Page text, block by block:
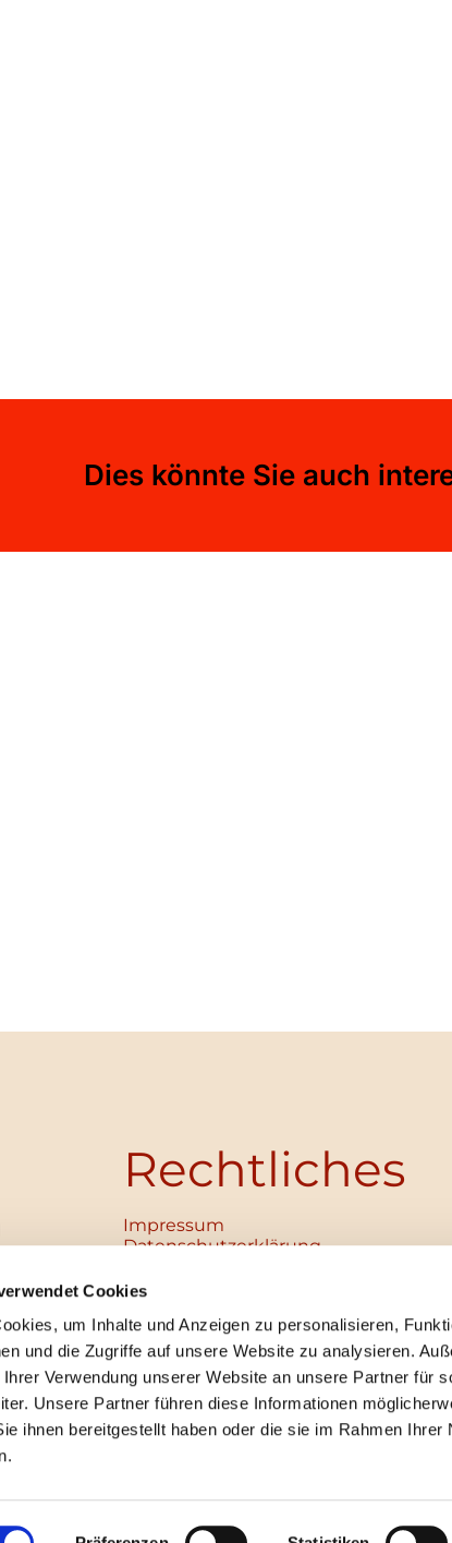
Cookies
um Inhalte und Anzeigen zu personalisieren,
und die Zugriffe auf unsere Website zu analysieren.
Verwendung unserer Website an unsere Partner für
Unsere Partner führen diese Informationen
ihnen bereitgestellt haben oder die sie im Rahmen Ihrer
Dies könnte Sie auch
Rechtliches
Impressum
Datenschutz­erklärung
Institutionelles Schutzkonzept
Unabhängige Ansprechpersonen
Digitales Hinweisgebersystem
Impressum